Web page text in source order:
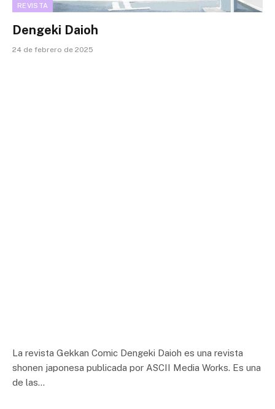
REVISTA
Dengeki Daioh
24 de febrero de 2025
La revista Gekkan Comic Dengeki Daioh es una revista
shonen japonesa publicada por ASCII Media Works. Es una
de las…